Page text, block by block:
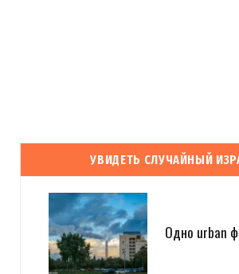
УВИДЕТЬ СЛУЧАЙНЫЙ
Одно urban